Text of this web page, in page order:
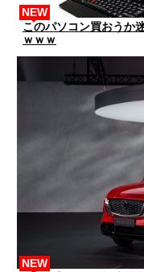
このパソコン買おうか
ｗｗｗ
NEW
NEW